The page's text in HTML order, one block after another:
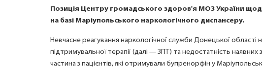
Позиція Центру громадського здоров'я МОЗ України
на базі Маріупольського наркологічного диспансеру.
Невчасне реагування наркологічної служби Донецької області
підтримувальної терапії (далі — ЗПТ) та недостатність наявних
частина з пацієнтів, які отримували бупренорфін у